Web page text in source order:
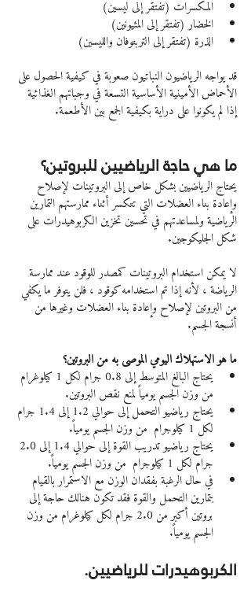
المكسرات (تفتقر إلى ليسين)
الخضار (تفتقر إلى المثيونين)
الذرة (تفتقر إلى التربتوفان والليسين)
قد يواجه الرياضيون النباتيون صعوبة في كيفية الحصول على
الأحماض الأمينية الأساسية التسعة في وجباتهم الغذائية
إذا لم يكونوا على دراية بكيفية الجمع بين الأطعمة.
ما هي حاجة الرياضيين للبروتين؟
يحتاج الرياضيين بشكل خاص إلى البروتينات لإصلاح
وإعادة بناء العضلات التي تتكسر أثناء ممارستهم التمارين
الرياضية ولمساعدتهم في تحسين تخزين الكربوهيدرات على
شكل الجليكوجين.
لا يمكن استخدام البروتينات كمصدر للوقود عند ممارسة
الرياضة ، لأنه إذا تم استخدامه كوقود ، فلن يتوفر ما يكفي
من البروتين لإصلاح وإعادة بناء العضلات وغيرها من
أنسجة الجسم.
ما هو الاستهلاك اليومي الموصى به من البروتين؟
يحتاج البالغ المتوسط إلى 0.8 جرام لكل 1 كيلوغرام
من وزن الجسم يومياً لمنع نقص البروتين.
يحتاج رياضيو التحمل إلى حوالي 1.2 إلى 1.4 جرام
لكل 1 كيلوجرام  من وزن الجسم يومياً.
جرام لكل 1 كيلوجرام  من وزن الجسم يومياً.
في حال الرغبة بفقدان الوزن مع الاستمرار بالقيام
بتمارين التحمل والقوة فقد تكون هنالك حاجة إلى
بروتين أكبر من 2.0 جرام لكل كيلوغرام من وزن
الجسم يومياً.
الكربوهيدرات للرياضيين.